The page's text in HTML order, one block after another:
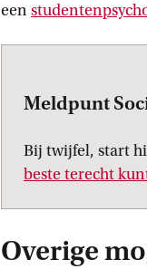
een
Meldpunt
Bij twijfel, start
beste terecht
Overige